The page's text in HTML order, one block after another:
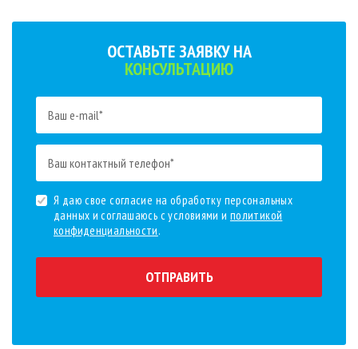
ОСТАВЬТЕ ЗАЯВКУ НА
КОНСУЛЬТАЦИЮ
Я даю свое согласие на обработку персональных
данных и соглашаюсь с условиями и политикой
конфиденциальности.
ОТПРАВИТЬ